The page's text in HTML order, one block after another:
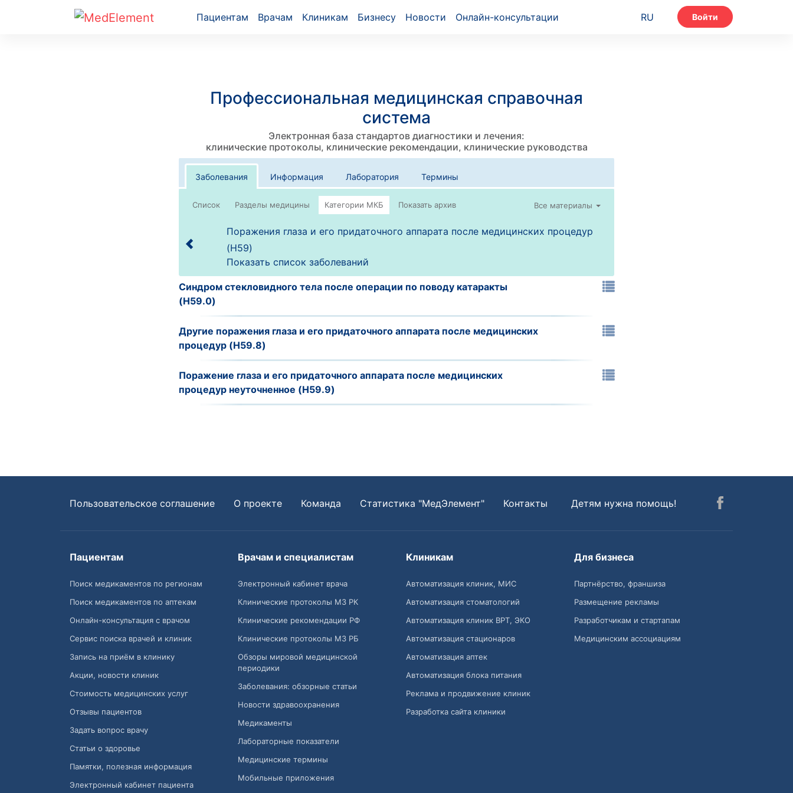
Пациентам Врачам Клиникам Бизнесу Новости Онлайн-консультации RU Войти
Профессиональная медицинская справочная
система
Электронная база стандартов диагностики и лечения:
клинические протоколы, клинические рекомендации, клинические руководства
Заболевания Информация Лаборатория Термины
Список Все материалы
Поражения глаза и его придаточного аппарата после медицинских процедур
(H59)
Показать список заболеваний
Синдром стекловидного тела после операции по поводу катаракты
(H59.0)
Другие поражения глаза и его придаточного аппарата после медицинских
процедур (H59.8)
Поражение глаза и его придаточного аппарата после медицинских
процедур неуточненное (H59.9)
Пользовательское соглашение О проекте Команда Статистика "МедЭлемент" Контакты Детям нужна помощь!
Пациентам
Поиск медикаментов по регионам
Поиск медикаментов по аптекам
Онлайн-консультация с врачом
Сервис поиска врачей и клиник
Запись на приём в клинику
Акции, новости клиник
Стоимость медицинских услуг
Отзывы пациентов
Задать вопрос врачу
Статьи о здоровье
Памятки, полезная информация
Электронный кабинет пациента
Врачам и специалистам
Электронный кабинет врача
Клинические протоколы МЗ РК
Клинические рекомендации РФ
Клинические протоколы МЗ РБ
Обзоры мировой медицинской
периодики
Заболевания: обзорные статьи
Новости здравоохранения
Медикаменты
Лабораторные показатели
Медицинские термины
Мобильные приложения
Клиникам
Автоматизация клиник, МИС
Автоматизация стоматологий
Автоматизация клиник ВРТ, ЭКО
Автоматизация стационаров
Автоматизация аптек
Автоматизация блока питания
Реклама и продвижение клиник
Разработка сайта клиники
Для бизнеса
Партнёрство, франшиза
Размещение рекламы
Разработчикам и стартапам
Медицинским ассоциациям